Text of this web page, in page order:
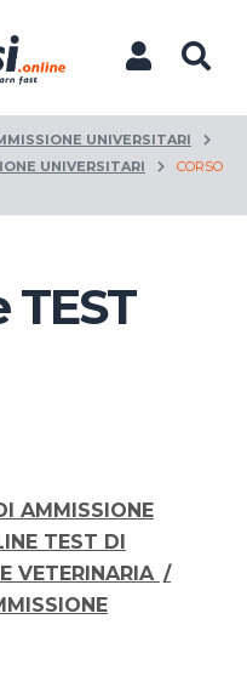
UNIVERSITARI
UNIVERSITARI
CORSO
AMMISSIONE
TEST DI
VETERINARIA /